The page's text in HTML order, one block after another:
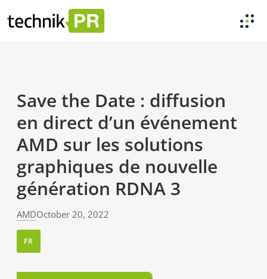
Save the Date : diffusion
en direct d’un événement
AMD sur les solutions
graphiques de nouvelle
génération RDNA 3
AMDOctober 20, 2022
FR